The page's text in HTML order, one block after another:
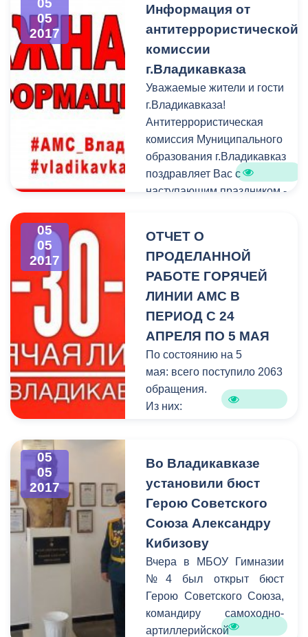
05
05
2017
Информация от
антитеррористической
комиссии
г.Владикавказа
Уважаемые жители и гости
г.Владикавказа!
Антитеррористическая
комиссия Муниципального
образования г.Владикавказ
поздравляет Вас с
наступающим праздником -
05
05
2017
ОТЧЕТ О
ПРОДЕЛАННОЙ
РАБОТЕ ГОРЯЧЕЙ
ЛИНИИ АМС В
ПЕРИОД С 24
АПРЕЛЯ ПО 5 МАЯ
По состоянию на 5
мая: всего поступило 2063
обращения.
Из них:
- снято с контроля –21
05
05
2017
Во Владикавказе
установили бюст
Герою Советского
Союза Александру
Кибизову
Вчера в МБОУ Гимназии
№4 был открыт бюст
Герою Советского Союза,
командиру самоходно-
артиллерийской